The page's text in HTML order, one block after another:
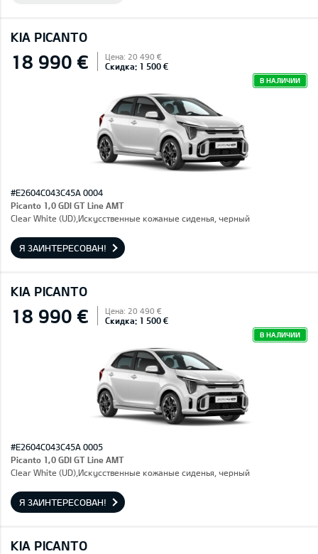
KIA PICANTO
18 990 € Цена: 20 490 €
Скидка: 1 500 €
В НАЛИЧИИ
#E2604C043C45A 0004
Picanto 1,0 GDI GT Line AMT
Clear White (UD),Искусственные кожаные сиденья, черный
Я ЗАИНТЕРЕСОВАН!
KIA PICANTO
18 990 € Цена: 20 490 €
Скидка: 1 500 €
В НАЛИЧИИ
#E2604C043C45A 0005
Picanto 1,0 GDI GT Line AMT
Clear White (UD),Искусственные кожаные сиденья, черный
Я ЗАИНТЕРЕСОВАН!
KIA PICANTO